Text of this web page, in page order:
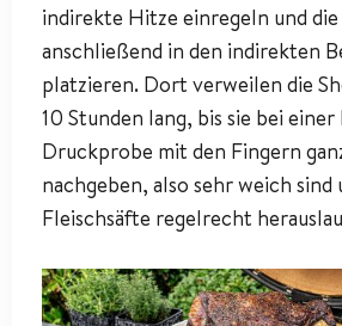
indirekte Hitze einregeln und
anschließend in den indirekten
platzieren. Dort verweilen die
10 Stunden lang, bis sie bei
Druckprobe mit den Fingern
nachgeben, also sehr weich sind
Fleischsäfte regelrecht